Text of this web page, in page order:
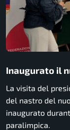
Inaugurato il
La visita del
del nastro del
inaugurato
paralimpica.